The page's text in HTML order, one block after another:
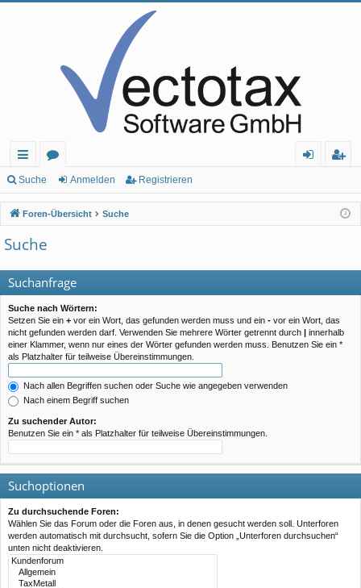
ch
ne
llz
ug
rif
f
en
m
el
ist
rie
Suche Anmelden Registrieren
Foren-Übersicht Suche
Suche
Suchanfrage
Suche nach Wörtern:
Setzen Sie ein + vor ein Wort, das gefunden werden muss und ein - vor ein Wort, das
nicht gefunden werden darf. Verwenden Sie mehrere Wörter getrennt durch | innerhalb
einer Klammer, wenn nur eines der Wörter gefunden werden muss. Benutzen Sie ein *
als Platzhalter für teilweise Übereinstimmungen.
Nach allen Begriffen suchen oder Suche wie angegeben verwenden
Nach einem Begriff suchen
Zu suchender Autor:
Benutzen Sie ein * als Platzhalter für teilweise Übereinstimmungen.
Suchoptionen
Zu durchsuchende Foren:
Wählen Sie das Forum oder die Foren aus, in denen gesucht werden soll. Unterforen
werden automatisch mit durchsucht, sofern Sie die Option „Unterforen durchsuchen“
unten nicht deaktivieren.